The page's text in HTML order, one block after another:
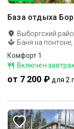
База отдыха
Выборгский
Баня на
Комфорт 1
Включен
от 7 200 ₽ для 2